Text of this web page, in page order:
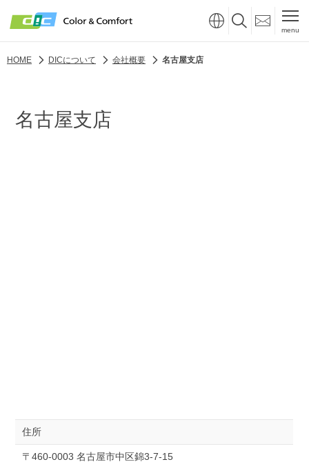
menu
HOME DICについて 会社概要 名古屋支店
名古屋支店
住所
〒460-0003 名古屋市中区錦3-7-15